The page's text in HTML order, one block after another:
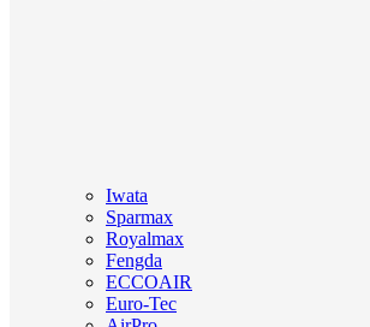
Iwata
Sparmax
Royalmax
Fengda
ECCOAIR
Euro-Tec